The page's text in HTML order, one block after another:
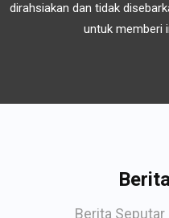
dirahsiakan dan tidak
untuk memberi
Berita Seputar